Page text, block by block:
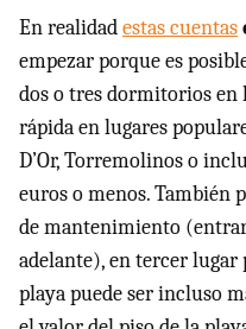
En realidadestas cuentas
empezar porque es
dos o tres dormitorios en
rápida en lugares
D’Or, Torremolinos o
euros o menos. También
de mantenimiento
adelante), en tercer lugar
playa puede ser incluso